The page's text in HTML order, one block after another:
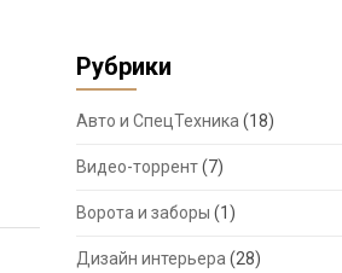
Рубрики
Авто и СпецТехника (18)
Видео-торрент(7)
Ворота и заборы (1)
Дизайн интерьера (28)